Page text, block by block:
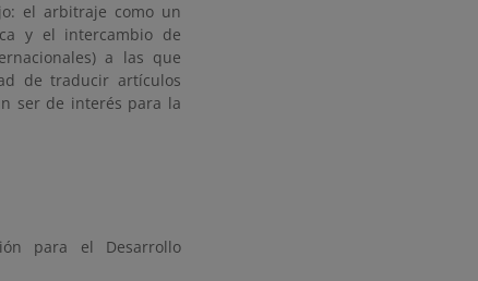
el arbitraje como un
y el intercambio de
a las que
de traducir artículos
ser de interés para la
para el Desarrollo